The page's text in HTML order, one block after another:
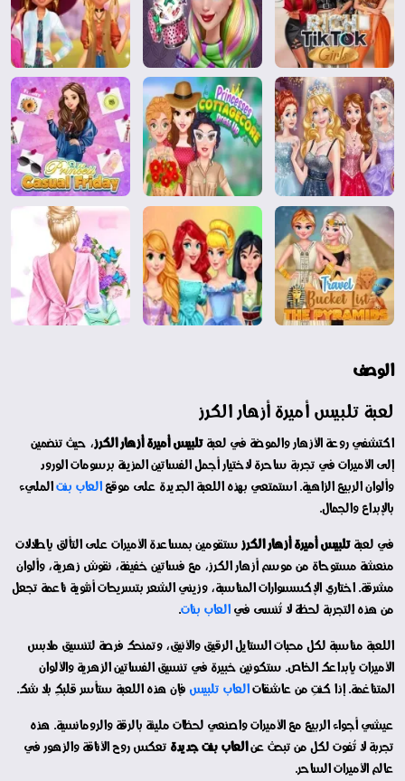
الوصف
لعبة تلبيس أميرة أزهار الكرز
اكتشفي روعة الأزهار والموضة في لعبةتلبيس أميرة أزهار الكرز، حيث تنضمين
إلى الأميرات في تجربة ساحرة لاختيار أجمل الفساتين المزينة برسومات الورود
وألوان الربيع الزاهية. استمتعي بهذه اللعبة الجديدة على موقعالعاب بنتالمليء
بالإبداع والجمال.
في لعبةتلبيس أميرة أزهار الكرزستقومين بمساعدة الأميرات على التألق بإطلالات
منعشة مستوحاة من موسم أزهار الكرز، مع فساتين خفيفة، نقوش زهرية، وألوان
مشرقة. اختاري الإكسسوارات المناسبة، وزيني الشعر بتسريحات أنثوية ناعمة تجعل
من هذه التجربة لحظة لا تُنسى فيالعاب بنات.
اللعبة مناسبة لكل محبات الستايل الرقيق والأنيق، وتمنحك فرصة لتنسيق ملابس
الأميرات بإبداعك الخاص. ستكونين خبيرة في تنسيق الفساتين الزهرية والألوان
المتناغمة. إذا كنتِ من عاشقاتالعاب تلبيسفإن هذه اللعبة ستأسر قلبكِ بلا شك.
عيشي أجواء الربيع مع الأميرات واصنعي لحظات مليئة بالرقة والرومانسية. هذه
تجربة لا تُفوت لكل من تبحث عنالعاب بنت جديدةتعكس روح الأناقة والزهور في
عالم الأميرات الساحر.